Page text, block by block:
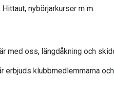
nybörjarkurser m m.
med oss, längdåkning och
erbjuds klubbmedlemmarna